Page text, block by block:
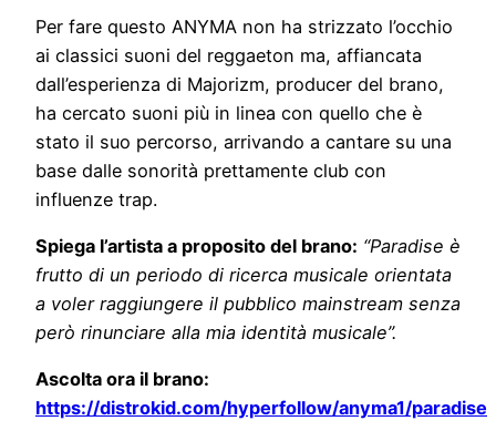
Per fare questo ANYMA non ha strizzato l’occhio
ai classici suoni del reggaeton ma, affiancata
dall’esperienza di Majorizm, producer del brano,
ha cercato suoni più in linea con quello che è
stato il suo percorso, arrivando a cantare su una
base dalle sonorità prettamente club con
influenze trap.
Spiega l’artista a proposito del brano: “Paradise è
frutto di un periodo di ricerca musicale orientata
a voler raggiungere il pubblico mainstream senza
però rinunciare alla mia identità musicale”.
Ascolta ora il brano:
https://distrokid.com/hyperfollow/anyma1/paradise